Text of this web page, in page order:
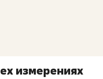
измерениях